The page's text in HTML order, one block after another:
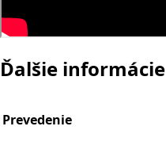
Ďalšie informácie
Prevedenie